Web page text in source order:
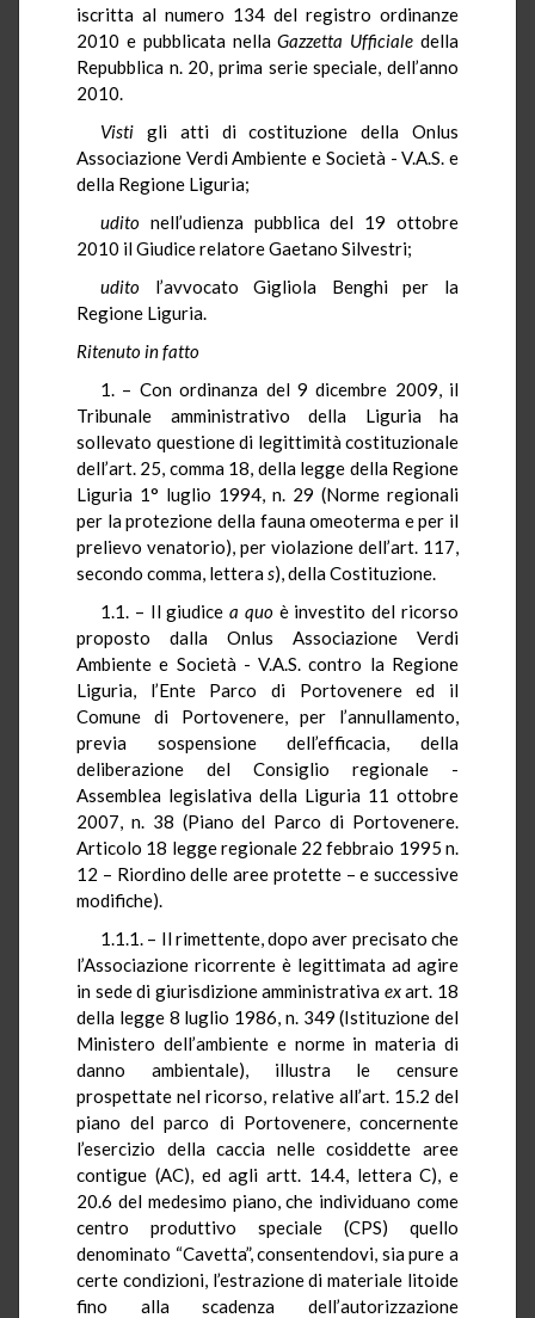
iscritta al numero 134 del registro ordinanze
2010 e pubblicata nellaGazzetta Ufficiale della
Repubblica n. 20, prima serie speciale, dell’anno
2010.
Visti gli atti di costituzione della Onlus
Associazione Verdi Ambiente e Società - V.A.S. e
della Regione Liguria;
udito nell’udienza pubblica del 19 ottobre
2010 il Giudice relatore Gaetano Silvestri;
udito l’avvocato Gigliola Benghi per la
Regione Liguria.
Ritenuto in fatto
1. – Con ordinanza del 9 dicembre 2009, il
Tribunale amministrativo della Liguria ha
sollevato questione di legittimità costituzionale
dell’art. 25, comma 18, della legge della Regione
Liguria 1° luglio 1994, n. 29 (Norme regionali
per la protezione della fauna omeoterma e per il
prelievo venatorio), per violazione dell’art. 117,
secondo comma, letteras), della Costituzione.
1.1. – Il giudicea quoè investito del ricorso
proposto dalla Onlus Associazione Verdi
Ambiente e Società - V.A.S. contro la Regione
Liguria, l’Ente Parco di Portovenere ed il
Comune di Portovenere, per l’annullamento,
previa sospensione dell’efficacia, della
deliberazione del Consiglio regionale -
Assemblea legislativa della Liguria 11 ottobre
2007, n. 38 (Piano del Parco di Portovenere.
Articolo 18 legge regionale 22 febbraio 1995 n.
12 – Riordino delle aree protette – e successive
modifiche).
1.1.1. – Il rimettente, dopo aver precisato che
l’Associazione ricorrente è legittimata ad agire
in sede di giurisdizione amministrativa exart. 18
della legge 8 luglio 1986, n. 349 (Istituzione del
Ministero dell’ambiente e norme in materia di
danno ambientale), illustra le censure
prospettate nel ricorso, relative all’art. 15.2 del
piano del parco di Portovenere, concernente
l’esercizio della caccia nelle cosiddette aree
contigue (AC), ed agli artt. 14.4, lettera C), e
20.6 del medesimo piano, che individuano come
centro produttivo speciale (CPS) quello
denominato “Cavetta”, consentendovi, sia pure a
certe condizioni, l’estrazione di materiale litoide
fino alla scadenza dell’autorizzazione